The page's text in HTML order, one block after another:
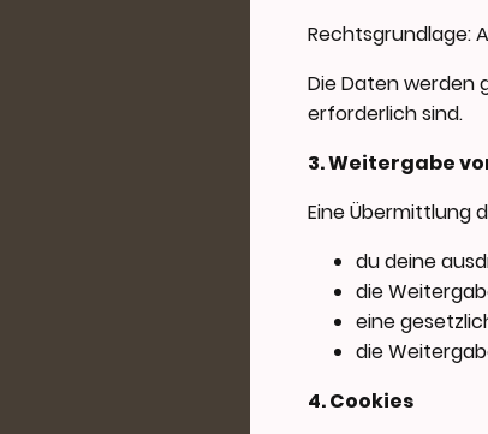
Rechtsgrundlage:
Die Daten werden
erforderlich sind.
3. Weitergabe
Eine Übermittlung
du deine
die
eine
die
4. Cookies